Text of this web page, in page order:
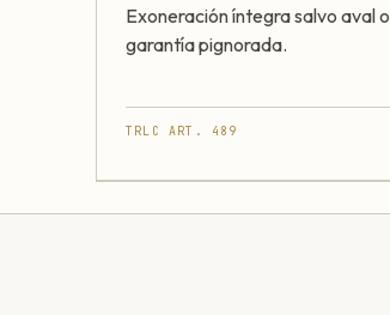
Exoneración íntegra salvo aval o
garantía pignorada.
TRLC ART. 489